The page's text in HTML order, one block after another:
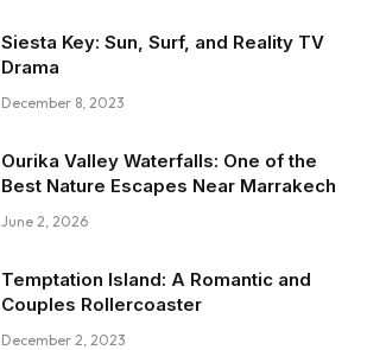
Siesta Key: Sun, Surf, and Reality TV
Drama
December 8, 2023
Ourika Valley Waterfalls: One of the
Best Nature Escapes Near Marrakech
June 2, 2026
Temptation Island: A Romantic and
Couples Rollercoaster
December 2, 2023